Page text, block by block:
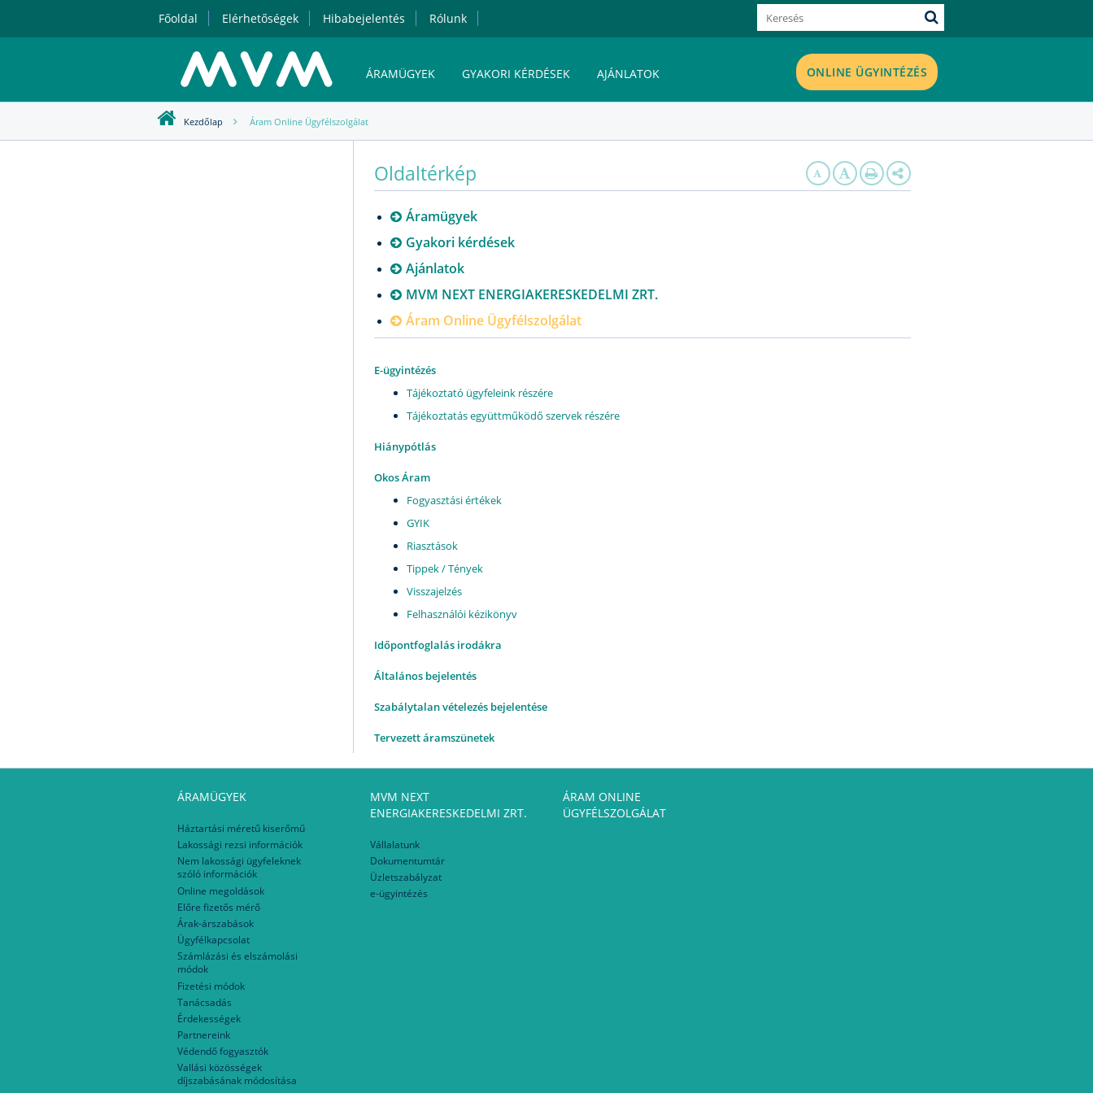
Főoldal Elérhetőségek Hibabejelentés Rólunk
ÁRAMÜGYEK GYAKORI KÉRDÉSEK AJÁNLATOK
ÁRAM ONLINE ÜGYFÉLSZOLGÁLAT
ONLINE ÜGYINTÉZÉS
Kezdőlap Áram Online Ügyfélszolgálat
Oldaltérkép
Áramügyek
Gyakori kérdések
Ajánlatok
MVM NEXT ENERGIAKERESKEDELMI ZRT.
Áram Online Ügyfélszolgálat
E-ügyintézés
Tájékoztató ügyfeleink részére
Tájékoztatás együttműködő szervek részére
Hiánypótlás
Okos Áram
Fogyasztási értékek
GYIK
Riasztások
Tippek / Tények
Visszajelzés
Felhasználói kézikönyv
Időpontfoglalás irodákra
Általános bejelentés
Szabálytalan vételezés bejelentése
Tervezett áramszünetek
ÁRAMÜGYEK
Háztartási méretű kiserőmű
Lakossági rezsi információk
Nem lakossági ügyfeleknek
szóló információk
Online megoldások
Előre fizetős mérő
Árak-árszabások
Ügyfélkapcsolat
Számlázási és elszámolási
módok
Fizetési módok
Tanácsadás
Érdekességek
Partnereink
Védendő fogyasztók
Vallási közösségek
díjszabásának módosítása
MVM NEXT
ENERGIAKERESKEDELMI ZRT.
Vállalatunk
Dokumentumtár
Üzletszabályzat
e-ügyintézés
ÁRAM ONLINE
ÜGYFÉLSZOLGÁLAT